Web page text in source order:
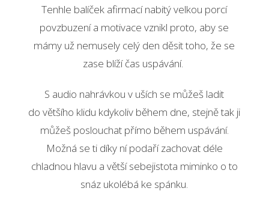
Tenhle balíček afirmací nabitý velkou porcí
povzbuzení a motivace vznikl proto, aby se
mámy už nemusely celý den děsit toho, že se
zase blíží čas uspávání.
S audio nahrávkou v uších se můžeš ladit
do většího klidu kdykoliv během dne, stejně tak ji
můžeš poslouchat přímo během uspávání.
Možná se ti díky ní podaří zachovat déle
chladnou hlavu a větší sebejistota miminko o to
snáz ukolébá ke spánku.